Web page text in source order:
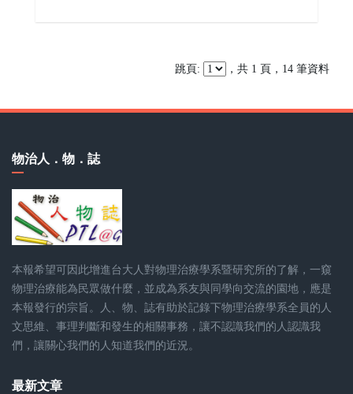
跳頁: ，共 1 頁，14 筆資料
物治人．物．誌
本報希望可因此增進台大人對物理治療學系暨研究所的了解，一窺
物理治療能為民眾做什麼，並成為系友與同學向交流的園地，應是
本報發行的宗旨。人、物、誌有助於記錄下物理治療學系全員的人
文思維、事理判斷和發生的相關事務，讓不認識我們的人認識我
們，讓關心我們的人知道我們的近況。
最新文章